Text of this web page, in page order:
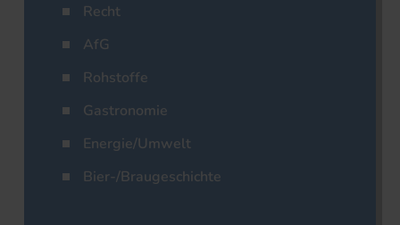
Recht
AfG
Rohstoffe
Gastronomie
Energie/Umwelt
Bier-/Braugeschichte